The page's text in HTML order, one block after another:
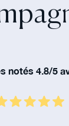
notés 4.8/5